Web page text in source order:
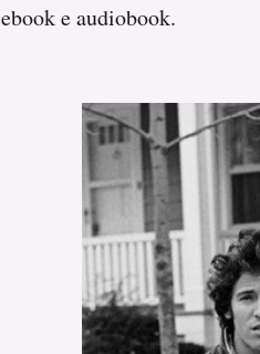
ebook e audiobook.